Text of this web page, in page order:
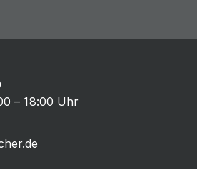
– 18:00 Uhr